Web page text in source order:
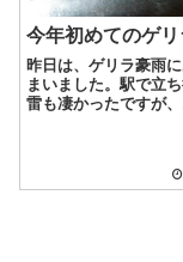
今年初めてのゲ
昨日は、ゲリラ豪雨
まいました。駅で立
雷も凄かったですが